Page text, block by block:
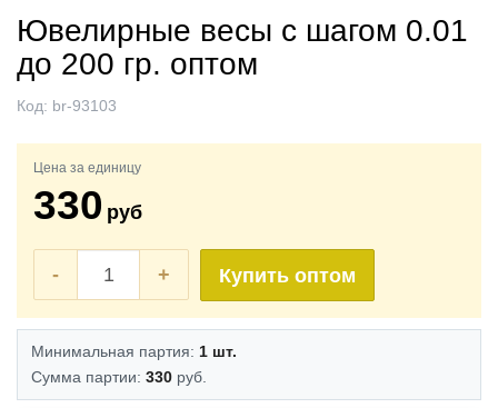
Ювелирные весы с шагом 0.01
до 200 гр. оптом
Код: br-93103
Цена за единицу
330 руб
- + Купить оптом
Минимальная партия: 1 шт.
Сумма партии: 330 руб.